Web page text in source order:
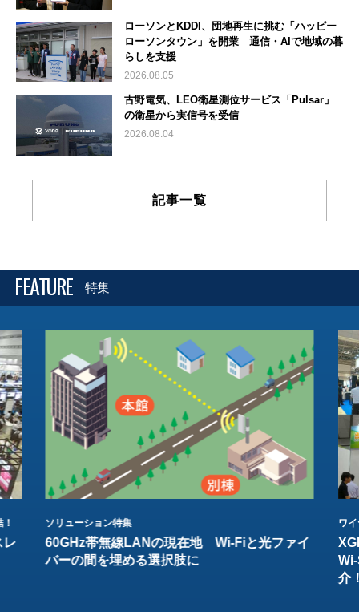
ローソンとKDDI、団地再生に挑む「ハッピー
ローソンタウン」を開業 通信・AIで地域の暮
らしを支援
2026.08.05
古野電気、LEO衛星測位サービス「Pulsar」
の衛星から実信号を受信
2026.08.04
記事一覧
FEATURE 特集
レ
ソリューション特集
60GHz帯無線LANの現在地 Wi-Fiと光ファイ
バーの間を埋める選択肢に
ワ
介